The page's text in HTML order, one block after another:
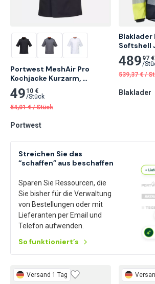
Streichen Sie das
“schaffen” aus beschaffen
Sparen Sie Ressourcen, die
Sie bisher für die Verwaltung
von Bestellungen oder mit
Lieferanten per Email und
Telefon aufwenden.
So funktioniert’s
Portwest MeshAir Pro
Kochjacke Kurzarm,
Schwarz
49 10 €
/Stück
54,01 € /Stück
Portwest
Softshell
Gelb/
489 97 €
/
539,37 € /
Blaklader
Versand 1 Tag